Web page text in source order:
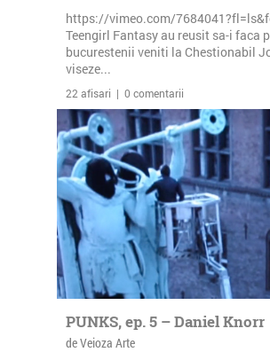
https://vimeo.com/
Teengirl Fantasy au reusit sa-i faca
bucurestenii veniti la Chestionabil
viseze...
22 afisari | 0 comentarii
PUNKS, ep. 5 – Daniel Knorr
de Veioza Arte